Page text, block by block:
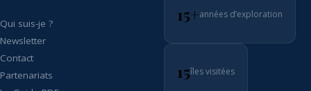
Qui suis-je ?
Newsletter
Contact
Partenariats
15+années d’exploration
15îles visitées